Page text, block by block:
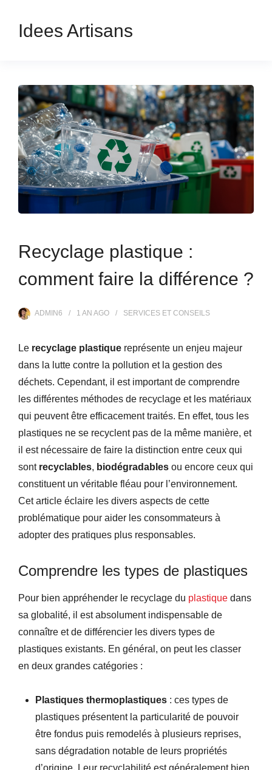
Idees Artisans
Recyclage plastique :
comment faire la différence ?
ADMIN6 1 AN AGO SERVICES ET CONSEILS
Le recyclage plastique représente un enjeu majeur
dans la lutte contre la pollution et la gestion des
déchets. Cependant, il est important de comprendre
les différentes méthodes de recyclage et les matériaux
qui peuvent être efficacement traités. En effet, tous les
plastiques ne se recyclent pas de la même manière, et
il est nécessaire de faire la distinction entre ceux qui
sont recyclables, biodégradables ou encore ceux qui
constituent un véritable fléau pour l’environnement.
Cet article éclaire les divers aspects de cette
problématique pour aider les consommateurs à
adopter des pratiques plus responsables.
Comprendre les types de plastiques
Pour bien appréhender le recyclage du plastique dans
sa globalité, il est absolument indispensable de
connaître et de différencier les divers types de
plastiques existants. En général, on peut les classer
en deux grandes catégories :
Plastiques thermoplastiques : ces types de
plastiques présentent la particularité de pouvoir
être fondus puis remodelés à plusieurs reprises,
sans dégradation notable de leurs propriétés
d’origine. Leur recyclabilité est généralement bien